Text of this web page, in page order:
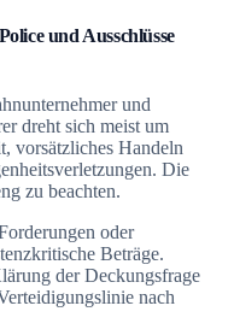
und Ausschlüsse
und
dreht sich meist um
vorsätzliches Handeln
Die
zu beachten.
oder
Beträge.
der Deckungsfrage
nach